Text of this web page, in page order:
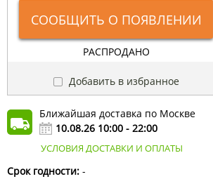
СООБЩИТЬ О ПОЯВЛЕНИИ
РАСПРОДАНО
Добавить в избранное
Ближайшая доставка по Москве
10.08.26 10:00 - 22:00
УСЛОВИЯ ДОСТАВКИ И ОПЛАТЫ
Срок годности: -